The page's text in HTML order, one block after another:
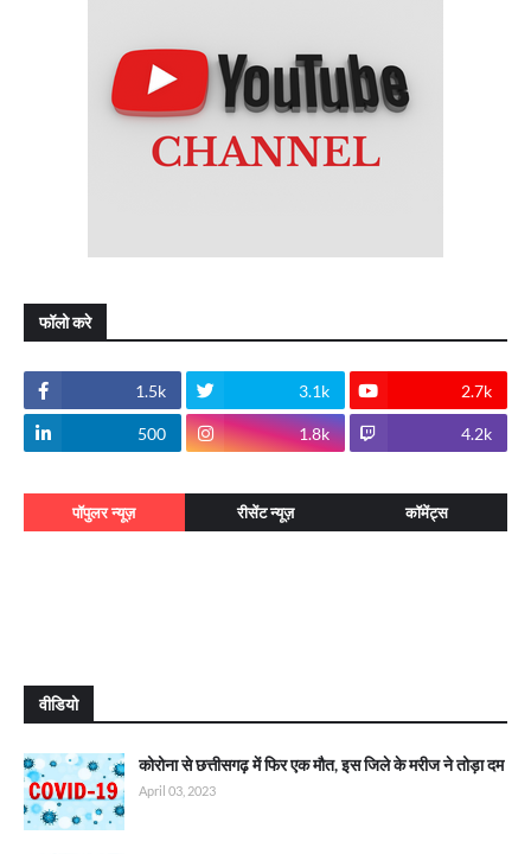
फॉलो करे
1.5k 3.1k 2.7k
500 1.8k 4.2k
पॉपुलर न्यूज़ रीसेंट न्यूज़ कॉमेंट्स
वीडियो
कोरोना से छत्तीसगढ़ में फिर एक मौत, इस जिले के मरीज ने तोड़ा दम
April 03, 2023